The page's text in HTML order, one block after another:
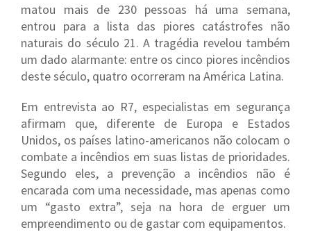
matou mais de 230 pessoas há uma semana,
entrou para a lista das piores catástrofes não
naturais do século 21. A tragédia revelou também
um dado alarmante: entre os cinco piores incêndios
deste século, quatro ocorreram na América Latina.
Em entrevista ao R7, especialistas em segurança
afirmam que, diferente de Europa e Estados
Unidos, os países latino-americanos não colocam o
combate a incêndios em suas listas de prioridades.
Segundo eles, a prevenção a incêndios não é
encarada com uma necessidade, mas apenas como
um “gasto extra”, seja na hora de erguer um
empreendimento ou de gastar com equipamentos.